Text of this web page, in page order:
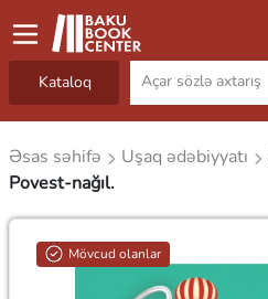
Kataloq
Əsas səhifə Uşaq ədəbiyyatı
Povest-nağıl.
Mövcud olanlar